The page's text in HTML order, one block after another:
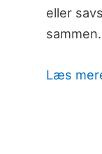
eller
Læs